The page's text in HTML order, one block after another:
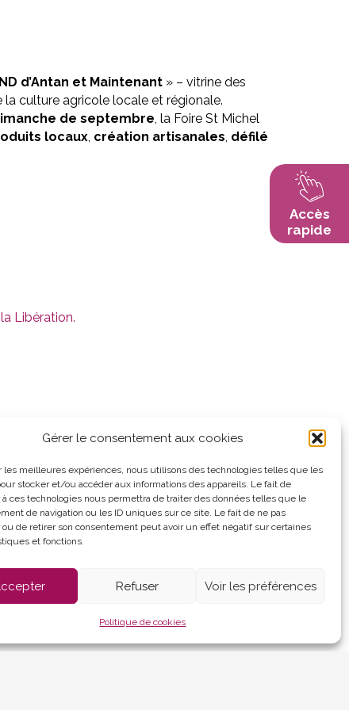
Gérer le consentement aux cookies
les meilleures expériences, nous utilisons des technologies telles que les
stocker et/ou accéder aux informations des appareils. Le fait de
à ces technologies nous permettra de traiter des données telles que le
de navigation ou les ID uniques sur ce site. Le fait de ne pas
ou de retirer son consentement peut avoir un effet négatif sur certaines
et fonctions.
Refuser Voir les préférences
Politique de cookies
Accès
rapide
d’Antan et Maintenant» – vitrine des
culture agricole locale et régionale.
de septembre, la Foire St Michel
locaux, création artisanales, défilé
Libération.
:
vendredi
et de 13h30 à
(UE)